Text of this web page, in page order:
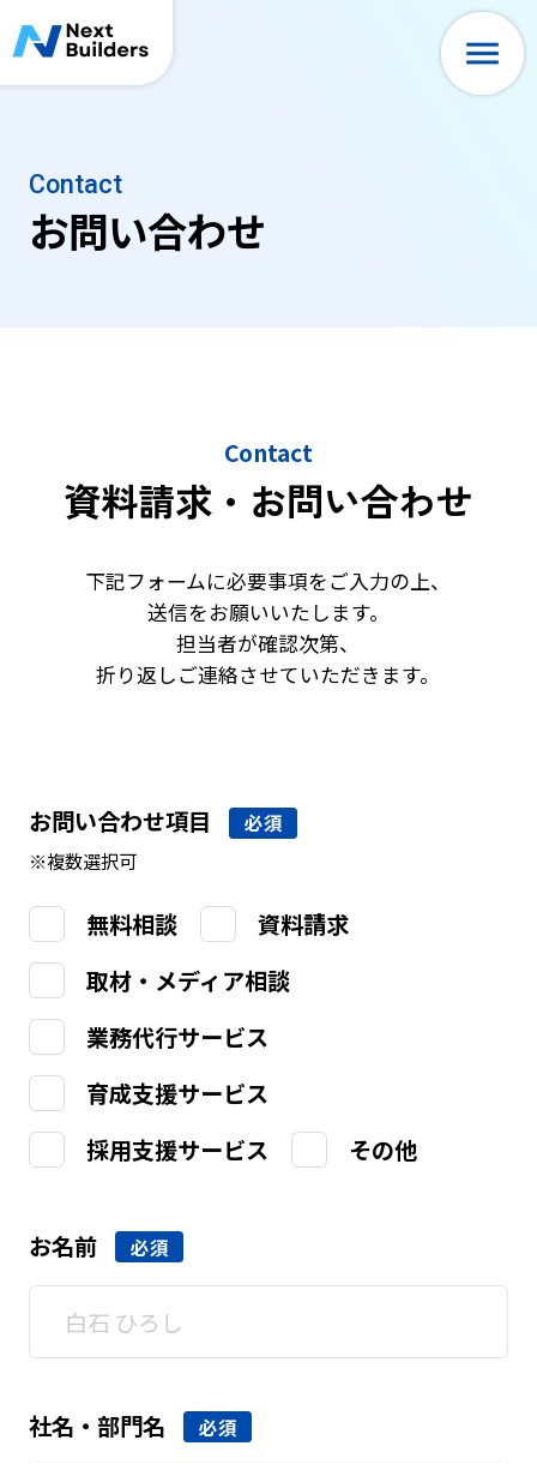
Contact
お問い合わせ
Contact
資料請求・お問い合わせ
下記フォームに必要事項をご入力の上、
送信をお願いいたします。
担当者が確認次第、
折り返しご連絡させていただきます。
お問い合わせ項目
※複数選択可
必須
無料相談
資料請求
取材・メディア相談
業務代行サービス
育成支援サービス
採用支援サービス
その他
お名前 必須
社名・部門名 必須